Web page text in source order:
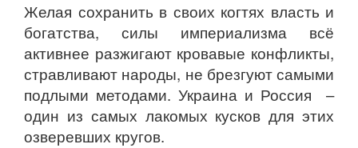
Желая сохранить в своих когтях власть и
богатства, силы империализма всё
активнее разжигают кровавые конфликты,
стравливают народы, не брезгуют самыми
подлыми методами. Украина и Россия –
один из самых лакомых кусков для этих
озверевших кругов.